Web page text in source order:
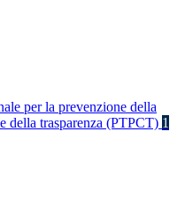
per la prevenzione della
della trasparenza (PTPCT) 1